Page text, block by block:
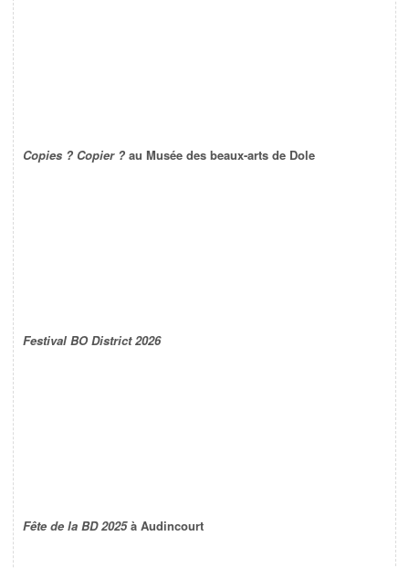
Copies ? Copier ? au Musée des beaux-arts de Dole
Festival BO District 2026
Fête de la BD 2025à Audincourt